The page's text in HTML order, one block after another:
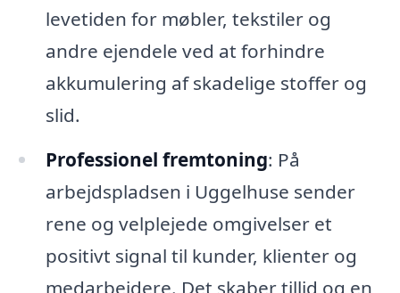
levetiden for møbler, tekstiler og
andre ejendele ved at forhindre
akkumulering af skadelige stoffer og
slid.
Professionel fremtoning: På
arbejdspladsen i Uggelhuse sender
rene og velplejede omgivelser et
positivt signal til kunder, klienter og
medarbejdere. Det skaber tillid og en